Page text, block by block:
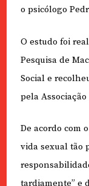
o psicólogo
O estudo foi
Pesquisa de
Social e
pela
De acordo com
vida sexual tão
tardiamente” e